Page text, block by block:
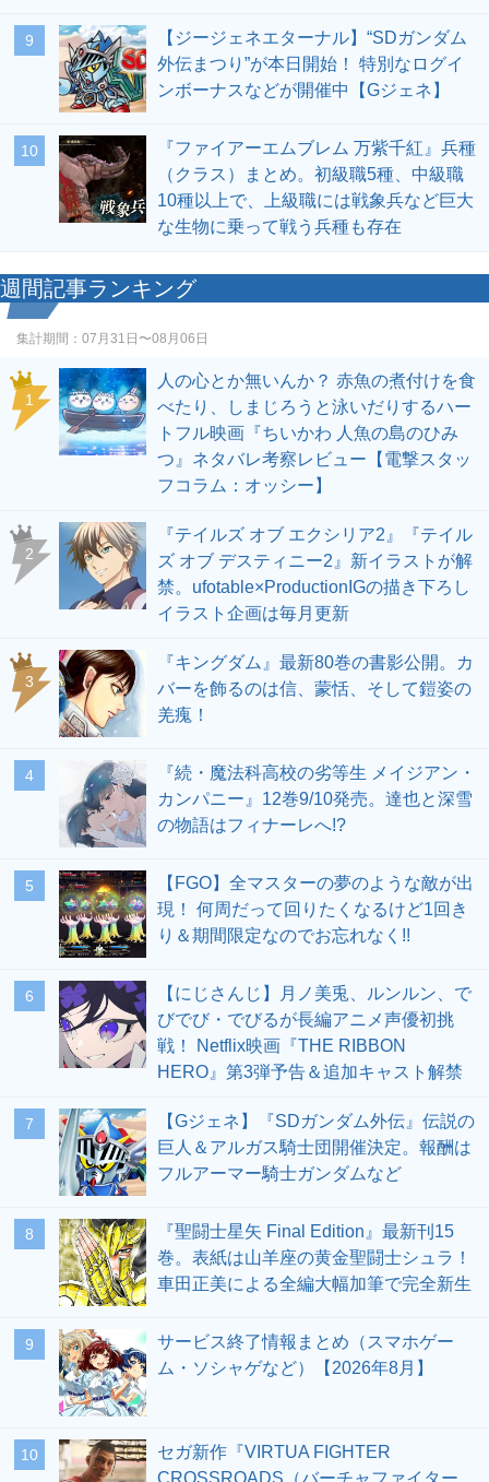
9
【ジージェネエターナル】“SDガンダム
外伝まつり”が本日開始！ 特別なログイ
ンボーナスなどが開催中【Gジェネ】
10
『ファイアーエムブレム 万紫千紅』兵種
（クラス）まとめ。初級職5種、中級職
10種以上で、上級職には戦象兵など巨大
な生物に乗って戦う兵種も存在
週間記事ランキング
集計期間： 07月31日〜08月06日
1
人の心とか無いんか？ 赤魚の煮付けを食
べたり、しまじろうと泳いだりするハー
トフル映画『ちいかわ 人魚の島のひみ
つ』ネタバレ考察レビュー【電撃スタッ
フコラム：オッシー】
2
『テイルズ オブ エクシリア2』『テイル
ズ オブ デスティニー2』新イラストが解
禁。ufotable×ProductionIGの描き下ろし
イラスト企画は毎月更新
3
『キングダム』最新80巻の書影公開。カ
バーを飾るのは信、蒙恬、そして鎧姿の
羌瘣！
4
『続・魔法科高校の劣等生 メイジアン・
カンパニー』12巻9/10発売。達也と深雪
の物語はフィナーレへ!?
5
【FGO】全マスターの夢のような敵が出
現！ 何周だって回りたくなるけど1回き
り＆期間限定なのでお忘れなく!!
6
【にじさんじ】月ノ美兎、ルンルン、で
びでび・でびるが長編アニメ声優初挑
戦！ Netflix映画『THE RIBBON
HERO』第3弾予告＆追加キャスト解禁
7
【Gジェネ】『SDガンダム外伝』伝説の
巨人＆アルガス騎士団開催決定。報酬は
フルアーマー騎士ガンダムなど
8
『聖闘士星矢 Final Edition』最新刊15
巻。表紙は山羊座の黄金聖闘士シュラ！
車田正美による全編大幅加筆で完全新生
9
サービス終了情報まとめ（スマホゲー
ム・ソシャゲなど）【2026年8月】
10
セガ新作『VIRTUA FIGHTER
CROSSROADS（バーチャファイター